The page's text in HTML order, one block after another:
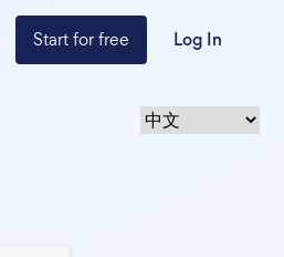
Start for free Log In